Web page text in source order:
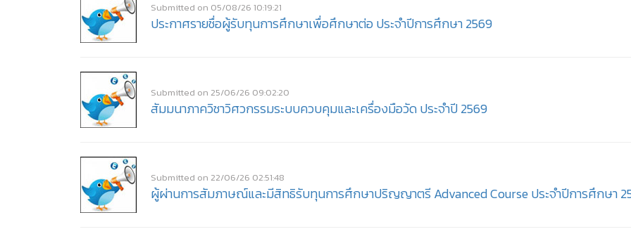
Submitted on 05/08/26 10:19:21
ประกาศรายชื่อผู้รับทุนการศึกษาเพื่อศึกษาต่อ ประจำปีการศึกษา 2569
Submitted on 25/06/26 09:02:20
สัมมนาภาควิชาวิศวกรรมระบบควบคุมและเครื่องมือวัด ประจำปี 2569
Submitted on 22/06/26 02:51:48
ผู้ผ่านการสัมภาษณ์และมีสิทธิรับทุนการศึกษาปริญญาตรี Advanced Course ประจำปีการศึกษา